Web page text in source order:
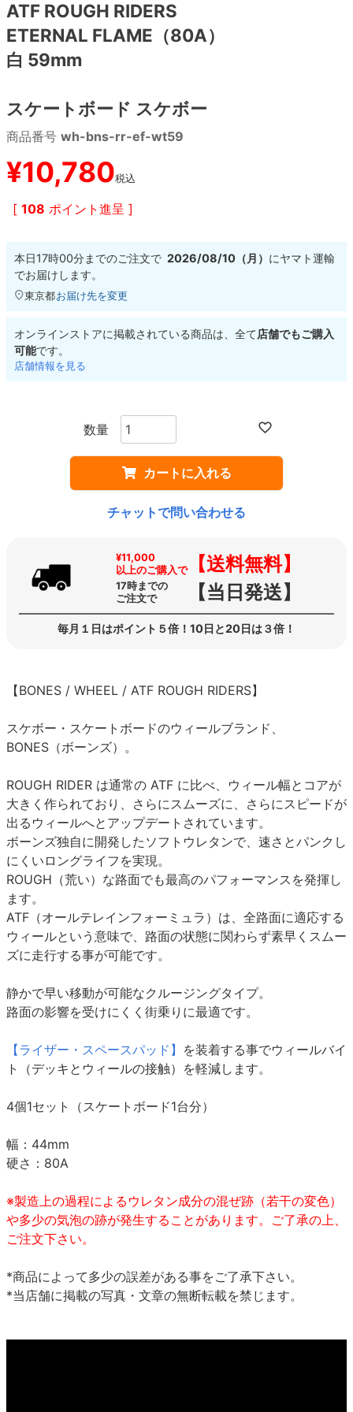
ATF ROUGH RIDERS
ETERNAL FLAME（80A）
白 59mm
スケートボード スケボー
商品番号 wh-bns-rr-ef-wt59
¥10,780税込
[ 108 ポイント進呈 ]
本日17時00分までのご注文で 2026/08/10（月） にヤマト運輸
でお届けします。
東京都お届け先を変更
オンラインストアに掲載されている商品は、全て店舗でもご購入
可能です。
店舗情報を見る
カートに入れる
チャットで問い合わせる
¥11,000
以上のご購入で【送料無料】
17時までの
ご注文で
【当日発送】
毎月１日はポイント５倍！10日と20日は３倍！
【BONES / WHEEL / ATF ROUGH RIDERS】
スケボー・スケートボードのウィールブランド、
BONES（ボーンズ）。
ROUGH RIDER は通常の ATF に比べ、ウィール幅とコアが
大きく作られており、さらにスムーズに、さらにスピードが
出るウィールへとアップデートされています。
ボーンズ独自に開発したソフトウレタンで、速さとパンクし
にくいロングライフを実現。
ROUGH（荒い）な路面でも最高のパフォーマンスを発揮し
ます。
ATF（オールテレインフォーミュラ）は、全路面に適応する
ウィールという意味で、路面の状態に関わらず素早くスムー
ズに走行する事が可能です。
静かで早い移動が可能なクルージングタイプ。
路面の影響を受けにくく街乗りに最適です。
【ライザー・スペースパッド】 を装着する事でウィールバイ
ト（デッキとウィールの接触）を軽減します。
4個1セット（スケートボード1台分）
幅：44mm
硬さ：80A
※製造上の過程によるウレタン成分の混ぜ跡（若干の変色）
や多少の気泡の跡が発生することがあります。ご了承の上、
ご注文下さい。
*商品によって多少の誤差がある事をご了承下さい。
*当店舗に掲載の写真・文章の無断転載を禁じます。
8.8inch
9.0inch以上
シェイプデッキ
8.9inch
75mm
29.5cm